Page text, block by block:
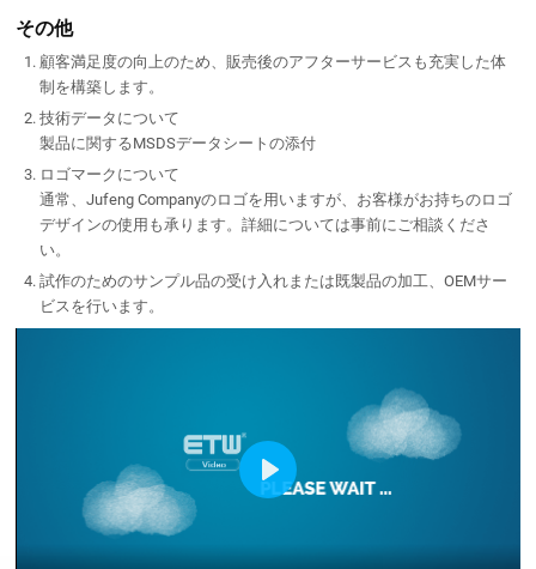
その他
顧客満足度の向上のため、販売後のアフターサービスも充実した体
制を構築します。
技術データについて
製品に関するMSDSデータシートの添付
ロゴマークについて
通常、Jufeng Companyのロゴを用いますが、お客様がお持ちのロゴ
デザインの使用も承ります。詳細については事前にご相談くださ
い。
試作のためのサンプル品の受け入れまたは既製品の加工、OEMサー
ビスを行います。
Play